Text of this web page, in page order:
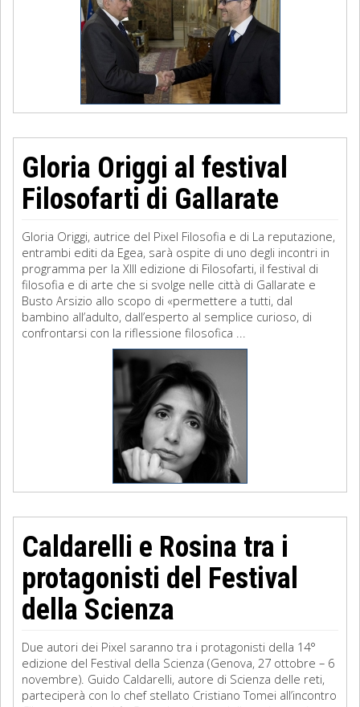
Gloria Origgi al festival
Filosofarti di Gallarate
Gloria Origgi, autrice del Pixel Filosofia e di La reputazione,
entrambi editi da Egea, sarà ospite di uno degli incontri in
programma per la XIII edizione di Filosofarti, il festival di
filosofia e di arte che si svolge nelle città di Gallarate e
Busto Arsizio allo scopo di «permettere a tutti, dal
bambino all’adulto, dall’esperto al semplice curioso, di
confrontarsi con la riflessione filosofica ...
Caldarelli e Rosina tra i
protagonisti del Festival
della Scienza
Due autori dei Pixel saranno tra i protagonisti della 14°
edizione del Festival della Scienza (Genova, 27 ottobre – 6
novembre). Guido Caldarelli, autore di Scienza delle reti,
parteciperà con lo chef stellato Cristiano Tomei all’incontro